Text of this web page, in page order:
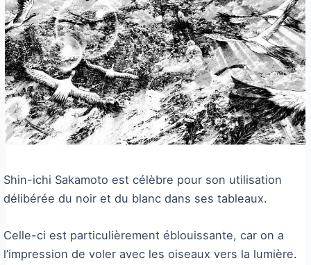
Shin-ichi Sakamoto est célèbre pour son utilisation
délibérée du noir et du blanc dans ses tableaux.
Celle-ci est particulièrement éblouissante, car on a
l’impression de voler avec les oiseaux vers la lumière.